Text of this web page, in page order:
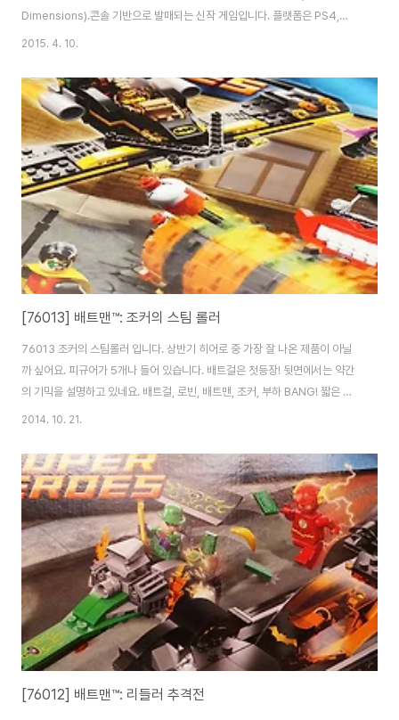
Dimensions).콘솔 기반으로 발매되는 신작 게임입니다. 플랫폼은 PS4,
PS3, Xbox One, Xbox360, WiiU까지 5종. 전기종 멀티를 기본으로 하던
다는 점입니다. PSVita, 3DS, NDS 같은 휴대용 기기들이 빠져 있죠. 이 점이
바로 이 게임의 특징을 말하는 부분이기도 합니다. Teaser를 보면 어느정도
이해가 가능합니다. 위의 영상은 Extended Cut. 이미 해외 토쩔 등에서는 발
빠른 프리오더에 들어갔는데.. 그 가격이 일반 게임 타이틀에 비..
2015. 4. 10.
[76013] 배트맨™: 조커의 스팀 롤러
76013 조커의 스팀롤러 입니다. 상반기 히어로 중 가장 잘 나온 제품이 아닐
까 싶어요. 피규어가 5개나 들어 있습니다. 배트걸은 첫등장! 뒷면에서는 약간
의 기믹을 설명하고 있네요. 배트걸, 로빈, 배트맨, 조커, 부하 BANG! 짧은 로
빈은 뭔가 좀 어색하네요. ㅎ배트맨은 이제 지겹..;; 마치 트랙터 같은 모습을 보
하면 흠 잡을 곳이 없을만큼 잘 나온 제품. 새로운 디자인의 배트윙입니다. 날개
부가 독특한데.. 바로 이런식으로 변형이 가능합니다. 날개를 접으니 마치 보트
같죠? 푸짐하고 알찬 구성의 76013입니다. 추천. 76012 리들러 추격전에 들
어있던 배트카와의 비교. 둘 다 제법 잘 나왔어요. 올해 배트맨은 상당히 괜찮..
2014. 10. 21.
[76012] 배트맨™: 리들러 추격전